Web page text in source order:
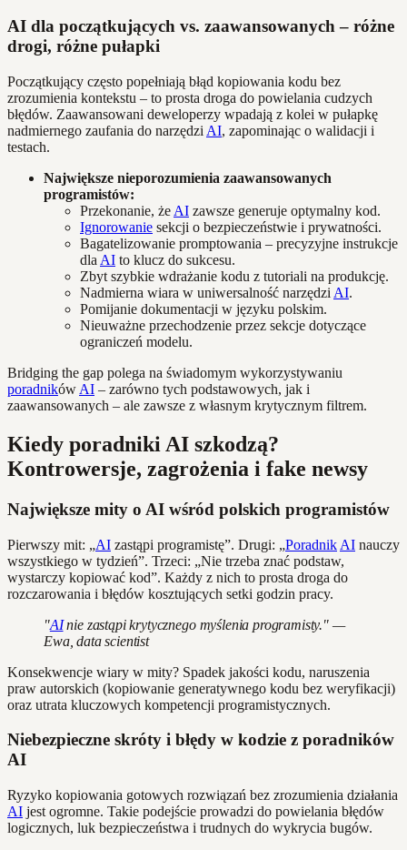
AI dla początkujących vs. zaawansowanych – różne
drogi, różne pułapki
Początkujący często popełniają błąd kopiowania kodu bez
zrozumienia kontekstu – to prosta droga do powielania cudzych
błędów. Zaawansowani deweloperzy wpadają z kolei w pułapkę
nadmiernego zaufania do narzędzi AI, zapominając o walidacji i
testach.
Największe nieporozumienia zaawansowanych
programistów:
Przekonanie, że AI zawsze generuje optymalny kod.
Ignorowanie sekcji o bezpieczeństwie i prywatności.
Bagatelizowanie promptowania – precyzyjne instrukcje
dla AI to klucz do sukcesu.
Zbyt szybkie wdrażanie kodu z tutoriali na produkcję.
Nadmierna wiara w uniwersalność narzędzi AI.
Pomijanie dokumentacji w języku polskim.
Nieuważne przechodzenie przez sekcje dotyczące
ograniczeń modelu.
Bridging the gap polega na świadomym wykorzystywaniu
poradników AI – zarówno tych podstawowych, jak i
zaawansowanych – ale zawsze z własnym krytycznym filtrem.
Kiedy poradniki AI szkodzą?
Kontrowersje, zagrożenia i fake newsy
Największe mity o AI wśród polskich programistów
Pierwszy mit: „AI zastąpi programistę”. Drugi: „Poradnik AI nauczy
wszystkiego w tydzień”. Trzeci: „Nie trzeba znać podstaw,
wystarczy kopiować kod”. Każdy z nich to prosta droga do
rozczarowania i błędów kosztujących setki godzin pracy.
"AInie zastąpi krytycznego myślenia programisty." —
Ewa, data scientist
Konsekwencje wiary w mity? Spadek jakości kodu, naruszenia
praw autorskich (kopiowanie generatywnego kodu bez weryfikacji)
oraz utrata kluczowych kompetencji programistycznych.
Niebezpieczne skróty i błędy w kodzie z poradników
AI
Ryzyko kopiowania gotowych rozwiązań bez zrozumienia działania
AI jest ogromne. Takie podejście prowadzi do powielania błędów
logicznych, luk bezpieczeństwa i trudnych do wykrycia bugów.